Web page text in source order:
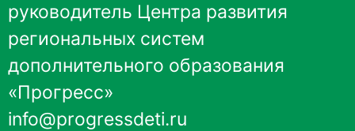
руководитель Центра развития
региональных систем
дополнительного образования
«Прогресс»
info@progressdeti.ru